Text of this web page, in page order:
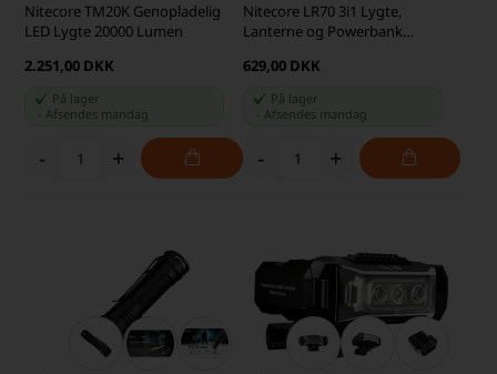
Nitecore TM20K Genopladelig
LED Lygte 20000 Lumen
2.251,00 DKK
På lager
-Afsendes mandag
- +
Nitecore LR70 3i1 Lygte,
Lanterne og Powerbank
629,00 DKK
På lager
Afsendes mandag
- +